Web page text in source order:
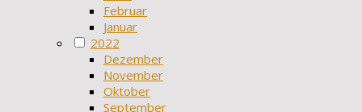
Februar
Januar
2022
Dezember
November
Oktober
September